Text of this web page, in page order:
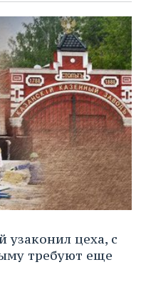
узаконил цеха, с
требуют еще